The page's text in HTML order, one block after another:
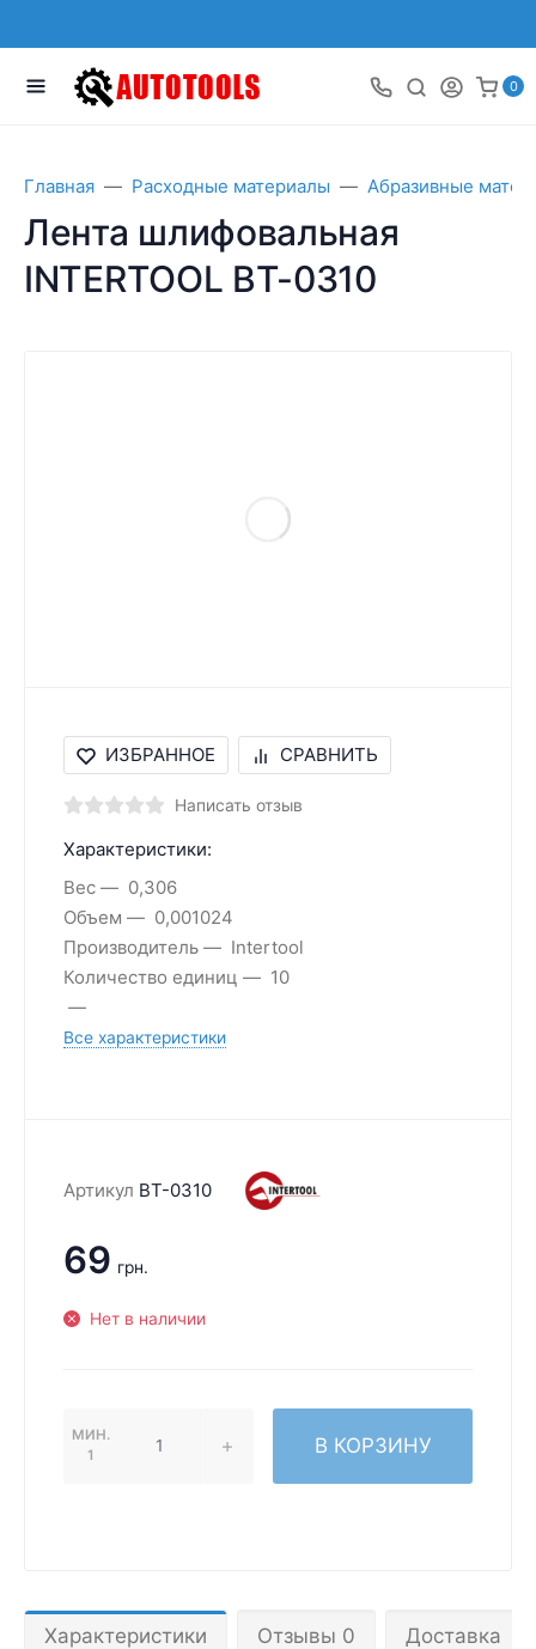
0
Главная Расходные материалы Абразивные
Лента шлифовальная
INTERTOOL BT-0310
ИЗБРАННОЕ СРАВНИТЬ
Написать отзыв
Характеристики:
Вес
0,306
Объем
0,001024
Производитель
Intertool
Количество единиц
10
Все характеристики
Артикул BT-0310
69 грн.
Нет в наличии
МИН.
1
В КОРЗИНУ
Характеристики Отзывы 0 Доставка